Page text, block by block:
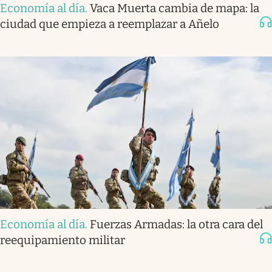
Economía al día. Vaca Muerta cambia de mapa: la
ciudad que empieza a reemplazar a Añelo
Economía al día. Fuerzas Armadas: la otra cara del
reequipamiento militar